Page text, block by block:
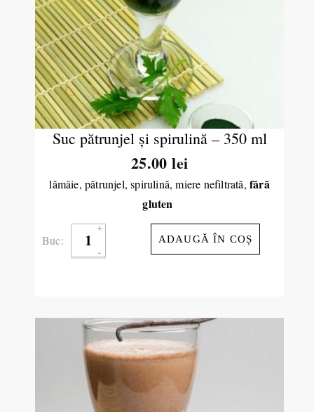
Suc pătrunjel şi spirulină – 350 ml
25.00lei
lămâie, pătrunjel, spirulină, miere nefiltrată,fără
gluten
Buc: ADAUGĂ ÎN COȘ